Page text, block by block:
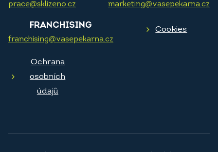
prace@sklizeno.cz marketing@vasepekarna.cz
FRANCHISING
franchising@vasepekarna.cz
Cookies
Ochrana
osobních
údajů